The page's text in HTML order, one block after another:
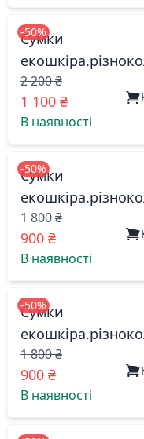
-50%
Сумки
885905 китай
2 200 ₴
1 100 ₴
В наявності
-50%
Сумки
01020 китай
1 800 ₴
900 ₴
В наявності
-50%
Сумки
0065 китай
1 800 ₴
900 ₴
В наявності